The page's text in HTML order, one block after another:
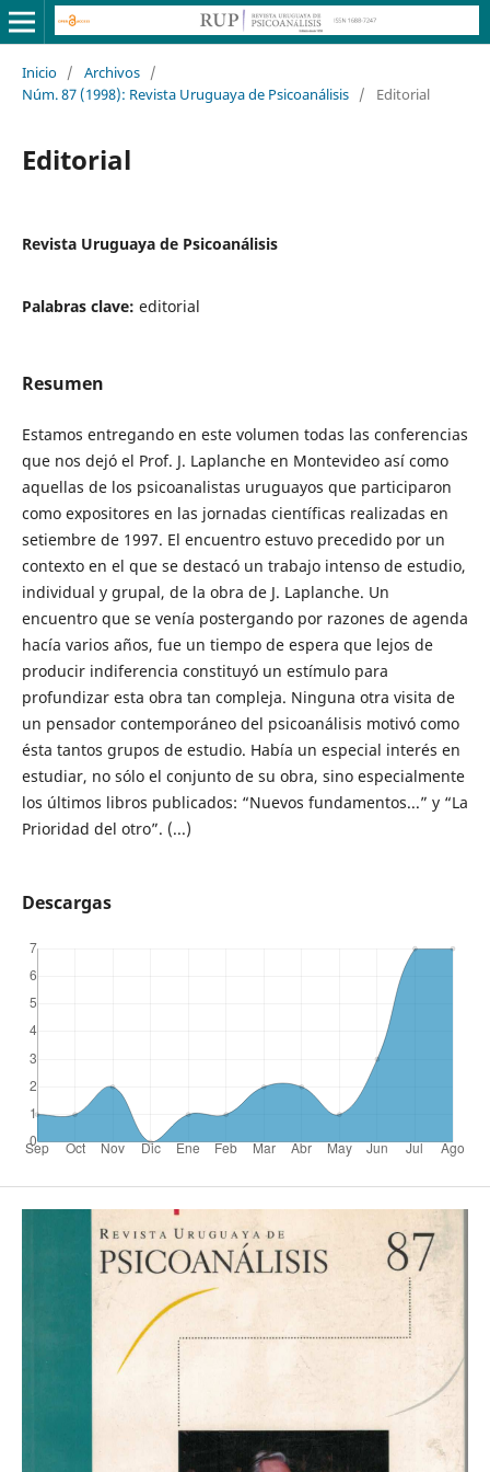
Inicio / Archivos /
Núm. 87 (1998): Revista Uruguaya de Psicoanálisis / Editorial
Editorial
Revista Uruguaya de Psicoanálisis
Palabras clave: editorial
Resumen
Estamos entregando en este volumen todas las conferencias
que nos dejó el Prof. J. Laplanche en Montevideo así como
aquellas de los psicoanalistas uruguayos que participaron
como expositores en las jornadas científicas realizadas en
setiembre de 1997. El encuentro estuvo precedido por un
contexto en el que se destacó un trabajo intenso de estudio,
individual y grupal, de la obra de J. Laplanche. Un
encuentro que se venía postergando por razones de agenda
hacía varios años, fue un tiempo de espera que lejos de
producir indiferencia constituyó un estímulo para
profundizar esta obra tan compleja. Ninguna otra visita de
un pensador contemporáneo del psicoanálisis motivó como
ésta tantos grupos de estudio. Había un especial interés en
estudiar, no sólo el conjunto de su obra, sino especialmente
los últimos libros publicados: “Nuevos fundamentos...” y “La
Prioridad del otro”. (...)
Descargas